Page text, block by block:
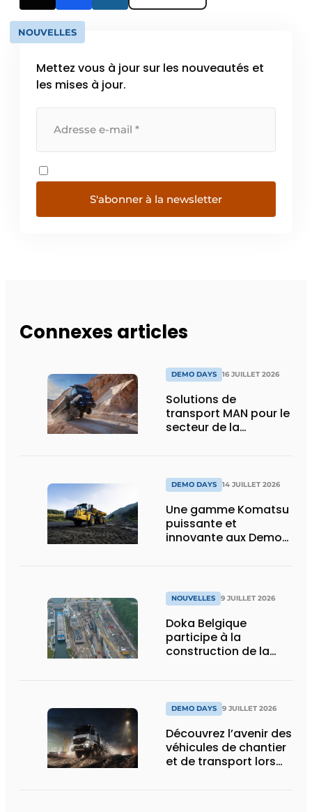
NOUVELLES
Mettez vous à jour sur les nouveautés et
les mises à jour.
S'abonner à la newsletter
Connexes articles
DEMO DAYS 16 JUILLET 2026
Solutions de
transport MAN pour le
secteur de la
DEMO DAYS 14 JUILLET 2026
Une gamme Komatsu
puissante et
innovante aux Demo
NOUVELLES 9 JUILLET 2026
Doka Belgique
participe à la
construction de la
DEMO DAYS 9 JUILLET 2026
Découvrez l’avenir des
véhicules de chantier
et de transport lors